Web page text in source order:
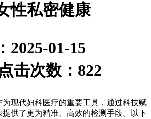
性私密健康
2025-01-15
击次数： 822
为现代妇科医疗的重要工具，通过科技赋
供了更为精准、高效的检测手段。以下